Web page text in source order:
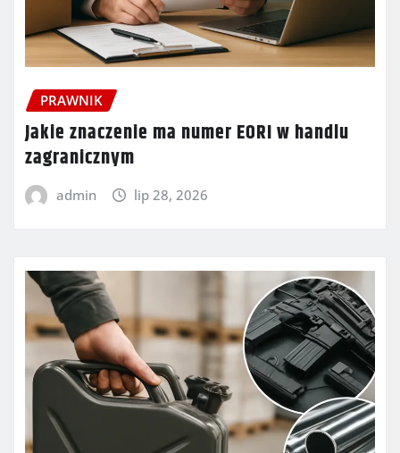
PRAWNIK
Jakie znaczenie ma numer EORI w handlu
zagranicznym
admin lip 28, 2026